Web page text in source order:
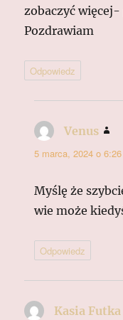
zobaczyć
Pozdrawiam
Odpowiedz
Venus
5 marca, 2024 o
Myślę że
wie może
Odpowiedz
Kasia Futka